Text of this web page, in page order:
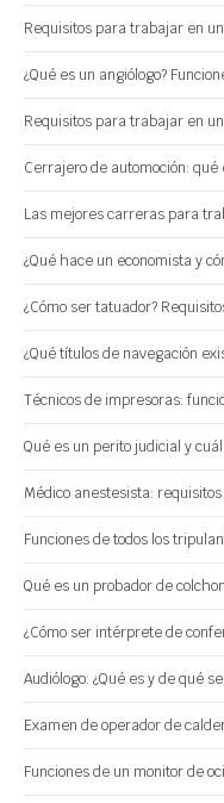
Requisitos para trabajar en
¿Qué es un angiólogo?
Requisitos para trabajar en
Cerrajero de automoción:
Las mejores carreras para
¿Qué hace un economista y
¿Cómo ser tatuador?
¿Qué títulos de navegación
Técnicos de impresoras:
Qué es un perito judicial y
Médico anestesista:
Funciones de todos los
Qué es un probador de
¿Cómo ser intérprete de
Audiólogo: ¿Qué es y de qué
Examen de operador de
Funciones de un monitor de